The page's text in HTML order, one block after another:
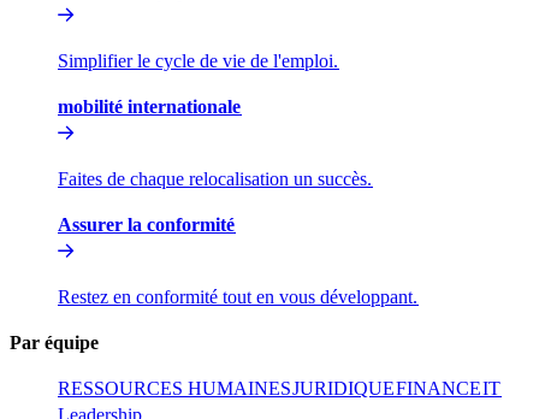
Simplifier le cycle de vie de l'emploi.​​
mobilité internationale​​
Faites de chaque relocalisation un succès.​​
Assurer la conformité​​
Restez en conformité tout en vous développant.​​
Par équipe​​
RESSOURCES HUMAINES​​JURIDIQUE​​FINANCE​​IT​​
Leadership​​